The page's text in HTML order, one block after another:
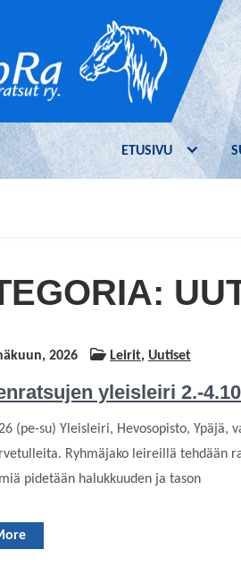
ry.
edistävä yhdistys.
jäseneksi voi liittyä kuka
ETUSIVU
2026 Leirit, Uutiset
yleisleiri 2.-
(pe-su) Yleisleiri, Hevosopisto, Ypäjä,
Ryhmäjako leireillä tehdään
pidetään halukkuuden ja tason